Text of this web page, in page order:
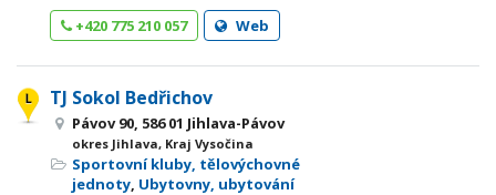
+420 775 210 057
Web
TJ Sokol Bedřichov
Pávov 90, 586 01 Jihlava-Pávov
okres Jihlava, Kraj Vysočina
Sportovní kluby, tělovýchovné
jednoty, Ubytovny, ubytování